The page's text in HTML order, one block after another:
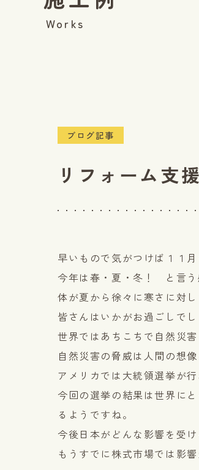
Works
ブログ記事
リフォーム支
早いもので気がつけば１１
今年は春・夏・冬！ と言う
体が夏から徐々に寒さに対
皆さんはいかがお過ごしでし
世界ではあちこちで自然災
自然災害の脅威は人間の想
アメリカでは大統領選挙が
今回の選挙の結果は世界に
るようですね。
今後日本がどんな影響を受け
もうすでに株式市場では影